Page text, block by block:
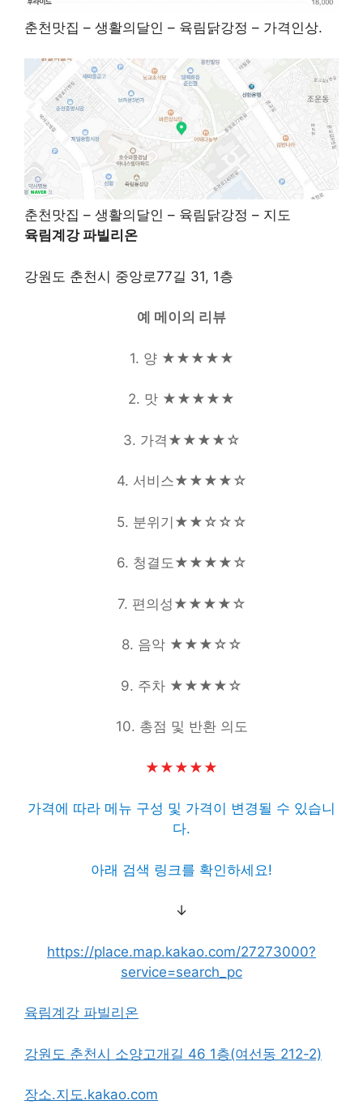
춘천맛집 – 생활의달인 – 육림닭강정 – 가격인상.
춘천맛집 – 생활의달인 – 육림닭강정 – 지도
육림계강 파빌리온
강원도 춘천시 중앙로77길 31, 1층
예 메이의 리뷰
1. 양 ★★★★ ★
2. 맛 ★★★★ ★
3. 가격★★★★☆
4. 서비스★★★★ ☆
5. 분위기★★ ☆ ☆ ☆
6. 청결도★★★ ★ ☆
7. 편의성★★★★ ☆
8. 음악 ★★★ ☆ ☆
9. 주차 ★ ★ ★ ★ ☆
10. 총점 및 반환 의도
★★★★ ★
가격에 따라 메뉴 구성 및 가격이 변경될 수 있습니
다.
아래 검색 링크를 확인하세요!
↓
https://place.map.kakao.com/27273000?
service=search_pc
육림계강 파빌리온
강원도 춘천시 소양고개길 46 1층(여선동 212-2)
장소.지도.kakao.com